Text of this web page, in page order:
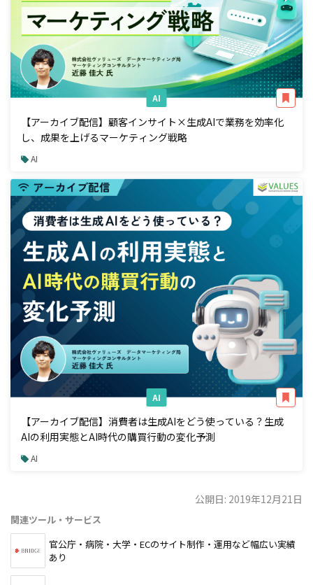
AI
【アーカイブ配信】顧客インサイト×生成AIで業務を効率化
し、成果を上げるマーケティング戦略
AI
AI
【アーカイブ配信】消費者は生成AIをどう使っている？生成
AIの利用実態とAI時代の購買行動の変化予測
AI
公開日: 2019年12月21日
関連ツール・サービス
官公庁・病院・大学・ECのサイト制作・運用など幅広い実績
あり